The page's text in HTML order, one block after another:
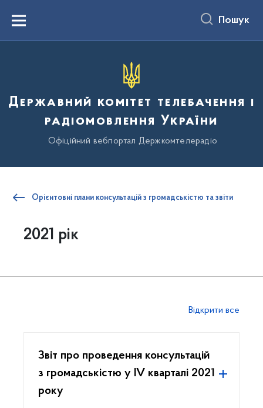
вмістуMenu Пошук
Державний комітет телебачення і
радіомовлення України
Офіційний вебпортал Держкомтелерадіо
Орієнтовні плани консультацій з громадськістю та звіти
2021 рік
Відкрити все
Звіт про проведення консультацій
з громадськістю у IV кварталі 2021
року